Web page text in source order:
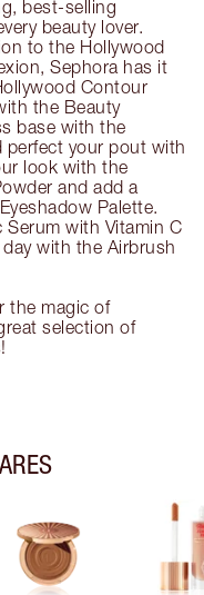
best-selling
beauty lover.
to the Hollywood
Sephora has it
Contour
the Beauty
base with the
perfect your pout with
look with the
and add a
Palette.
Serum with Vitamin C
with the Airbrush
the magic of
selection of